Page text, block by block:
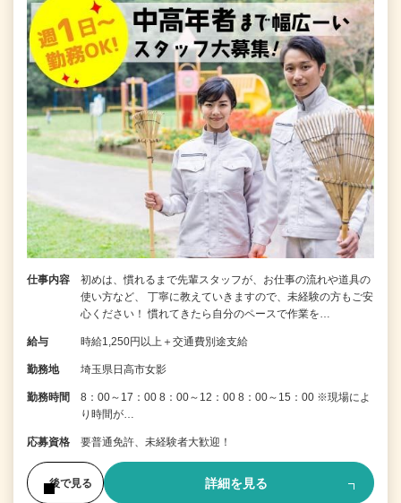
仕事内容
初めは、慣れるまで先輩スタッフが、お仕事の流れや道具の
使い方など、 丁寧に教えていきますので、未経験の方もご安
心ください！ 慣れてきたら自分のペースで作業を…
給与 時給1,250円以上＋交通費別途支給
勤務地 埼玉県日高市女影
勤務時間
8：00～17：00 8：00～12：00 8：00～15：00 ※現場によ
り時間が…
応募資格 要普通免許、未経験者大歓迎！
後で見る 詳細を見る